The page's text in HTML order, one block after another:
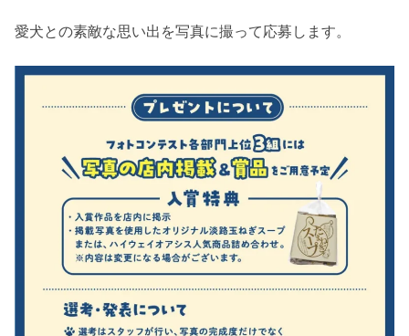
愛犬との素敵な思い出を写真に撮って応募します。